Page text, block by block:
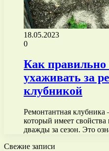
18.05.2023
0
Как правильно
ухаживать за
клубникой
Ремонтантная
который имеет
дважды за сезон. Это
Свежие записи